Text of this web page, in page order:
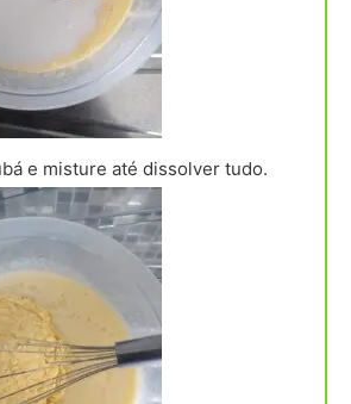
e misture até dissolver tudo.